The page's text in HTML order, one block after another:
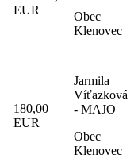
EUR
Obec
Klenovec
180,00
EUR
Jarmila
Víťazková
- MAJO
Obec
Klenovec